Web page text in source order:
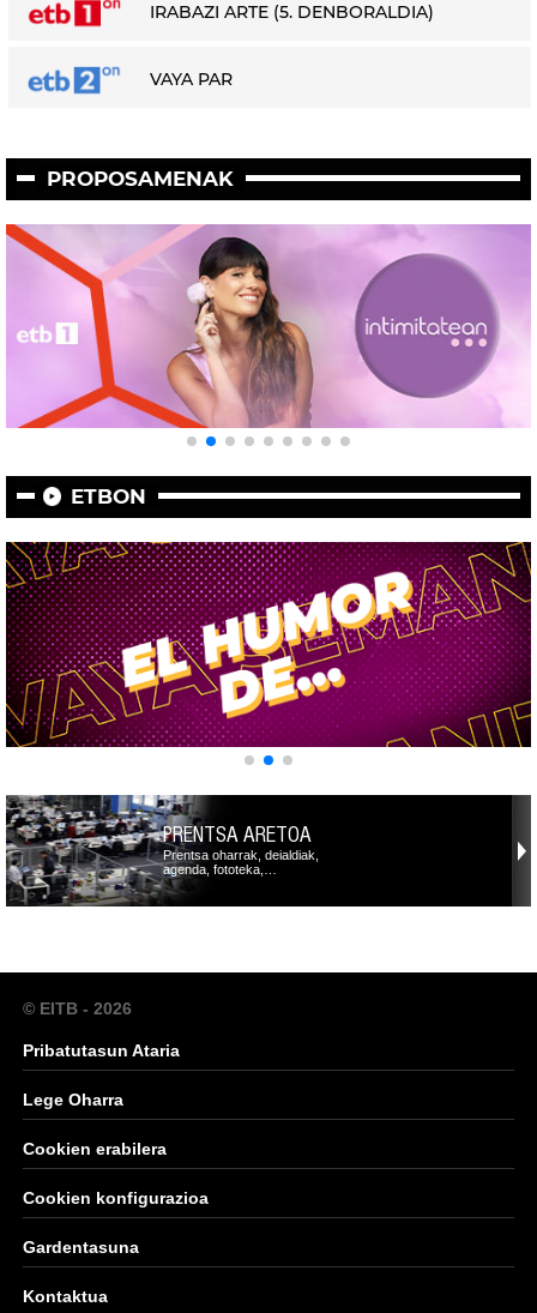
IRABAZI ARTE (5. DENBORALDIA)
VAYA PAR
PROPOSAMENAK
ETBON
PRENTSA ARETOA
Prentsa oharrak, deialdiak,
agenda, fototeka,…
© EITB - 2026
Pribatutasun Ataria
Lege Oharra
Cookien erabilera
Cookien konfigurazioa
Gardentasuna
Kontaktua